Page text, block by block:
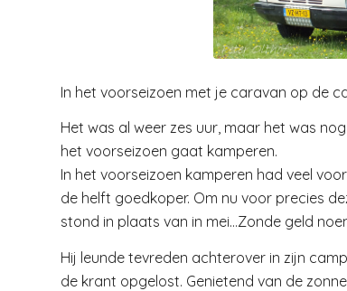
In het voorseizoen met je caravan op de
Het was al weer zes uur, maar het was
het voorseizoen gaat kamperen.
In het voorseizoen kamperen had veel
de helft goedkoper. Om nu voor precies
stond in plaats van in mei…Zonde geld
Hij leunde tevreden achterover in zijn
de krant opgelost. Genietend van de